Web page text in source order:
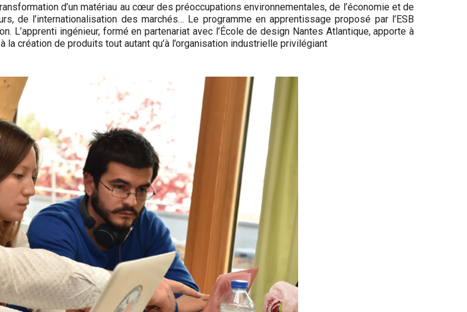
d’un matériau au cœur des préoccupations environnementales, de l’économie et de
de l’internationalisation des marchés… Le programme en apprentissage proposé par l’ESB
L’apprenti ingénieur, formé en partenariat avec l’École de design Nantes Atlantique, apporte à
création de produits tout autant qu’à l’organisation industrielle privilégiant